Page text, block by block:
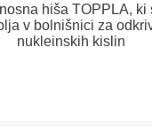
hiša TOPPLA, ki
v bolnišnici za
nukleinskih kislin